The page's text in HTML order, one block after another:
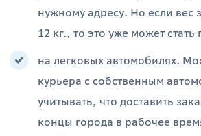
нужному адресу. Но если вес
12 кг., то это уже может
на легковых автомобилях.
курьера с собственным
учитывать, что доставить
концы города в рабочее